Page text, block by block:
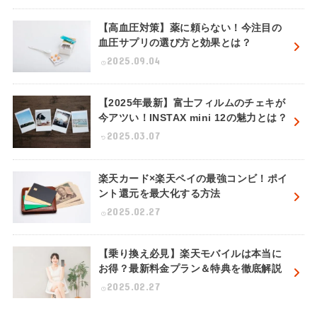
【高血圧対策】薬に頼らない！今注目の
血圧サプリの選び方と効果とは？
2025.09.04
【2025年最新】富士フィルムのチェキが
今アツい！INSTAX mini 12の魅力とは？
2025.03.07
楽天カード×楽天ペイの最強コンビ！ポイ
ント還元を最大化する方法
2025.02.27
【乗り換え必見】楽天モバイルは本当に
お得？最新料金プラン＆特典を徹底解説
2025.02.27